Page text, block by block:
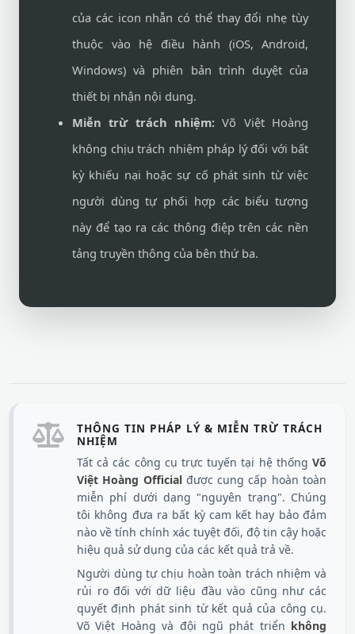
của các icon nhẫn có thể thay đổi nhẹ tùy
thuộc vào hệ điều hành (iOS, Android,
Windows) và phiên bản trình duyệt của
thiết bị nhận nội dung.
Miễn trừ trách nhiệm: Võ Việt Hoàng
không chịu trách nhiệm pháp lý đối với bất
kỳ khiếu nại hoặc sự cố phát sinh từ việc
người dùng tự phối hợp các biểu tượng
này để tạo ra các thông điệp trên các nền
tảng truyền thông của bên thứ ba.
THÔNG TIN PHÁP LÝ & MIỄN TRỪ TRÁCH
NHIỆM
Tất cả các công cụ trực tuyến tại hệ thống Võ
Việt Hoàng Officialđược cung cấp hoàn toàn
miễn phí dưới dạng "nguyên trạng". Chúng
tôi không đưa ra bất kỳ cam kết hay bảo đảm
nào về tính chính xác tuyệt đối, độ tin cậy hoặc
hiệu quả sử dụng của các kết quả trả về.
Người dùng tự chịu hoàn toàn trách nhiệm và
rủi ro đối với dữ liệu đầu vào cũng như các
quyết định phát sinh từ kết quả của công cụ.
Võ Việt Hoàng và đội ngũ phát triển không